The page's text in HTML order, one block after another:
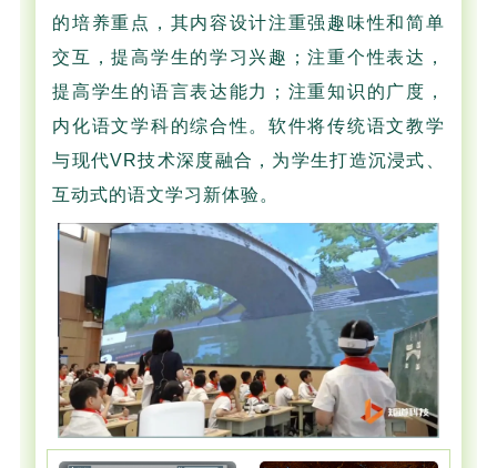
的培养重点，其内容设计注重强趣味性和简单
交互，提高学生的学习兴趣；注重个性表达，
提高学生的语言表达能力；注重知识的广度，
内化语文学科的综合性。软件将传统语文教学
与现代VR技术深度融合，为学生打造沉浸式、
互动式的语文学习新体验。